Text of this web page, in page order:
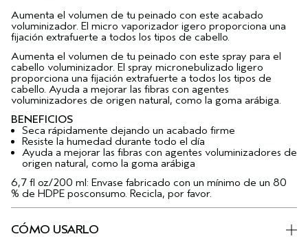
Aumenta el volumen de tu peinado con este acabado
voluminizador. El micro vaporizador igero proporciona una
fijación extrafuerte a todos los tipos de cabello.
Aumenta el volumen de tu peinado con este spray para el
cabello voluminizador. El spray micronebulizado ligero
proporciona una fijación extrafuerte a todos los tipos de
cabello. Ayuda a mejorar las fibras con agentes
voluminizadores de origen natural, como la goma arábiga.
BENEFICIOS
Seca rápidamente dejando un acabado firme
Resiste la humedad durante todo el día
Ayuda a mejorar las fibras con agentes voluminizadores de
origen natural, como la goma arábiga
6,7 fl oz/200 ml: Envase fabricado con un mínimo de un 80
% de HDPE posconsumo. Recicla, por favor.
CÓMO USARLO